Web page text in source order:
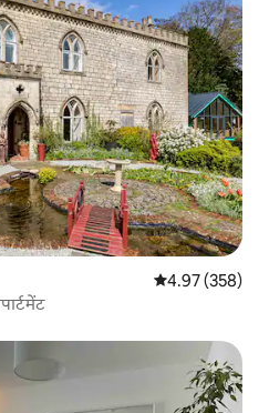
औसत रेटिंग 5 में से
4.97 (358)